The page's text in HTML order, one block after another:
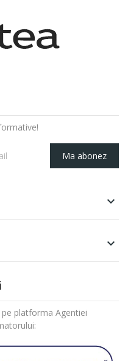
Ma abonez


platforma Agentiei